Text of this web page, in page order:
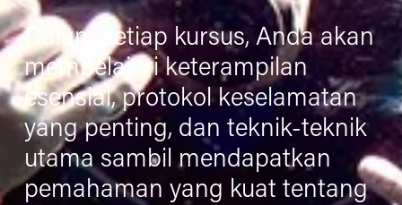
Dalam setiap kursus, Anda akan
mempelajari keterampilan
esensial, protokol keselamatan
yang penting, dan teknik-teknik
utama sambil mendapatkan
pemahaman yang kuat tentang